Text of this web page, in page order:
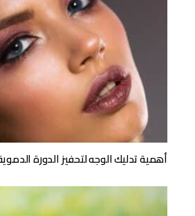
أهمية تدليك الوجه لتحفيز الدورة